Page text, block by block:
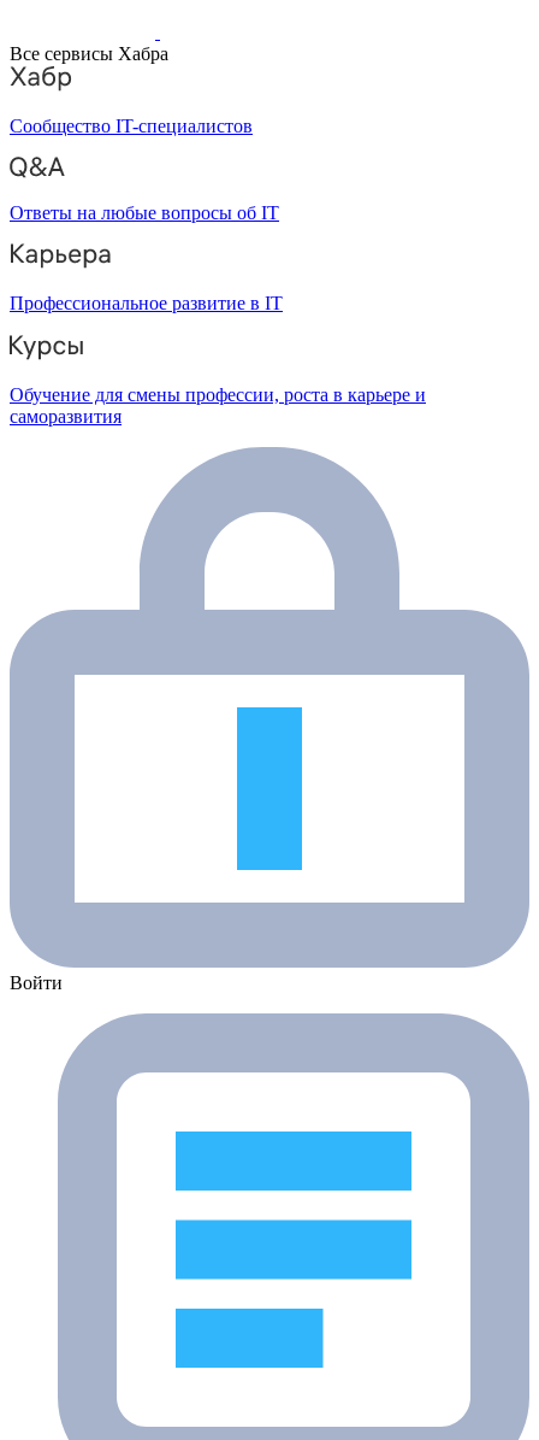
Все сервисы Хабра
Сообщество IT-специалистов
Ответы на любые вопросы об IT
Профессиональное развитие в IT
Обучение для смены профессии, роста в карьере и
саморазвития
Войти